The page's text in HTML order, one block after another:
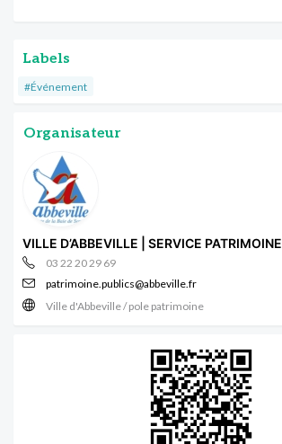
Labels
#Événement
Organisateur
VILLE D’ABBEVILLE | SERVICE PATRIMOINE
03 22 20 29 69
patrimoine.publics@abbeville.fr
Ville d'Abbeville / pole patrimoine